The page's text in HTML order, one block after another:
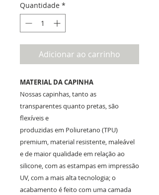
Quantidade *
Adicionar ao carrinho
MATERIAL DA CAPINHA
Nossas capinhas, tanto as
transparentes quanto pretas, são
flexíveis e
produzidas em Poliuretano (TPU)
premium, material resistente, maleável
e de maior qualidade em relação ao
silicone, com as estampas em impressão
UV, com a mais alta tecnologia; o
acabamento é feito com uma camada